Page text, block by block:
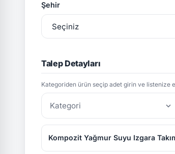
Şehir
Talep Detayları
Kategoriden ürün seçip adet girin ve listenize
Kategori
Kompozit Yağmur Suyu Izgara